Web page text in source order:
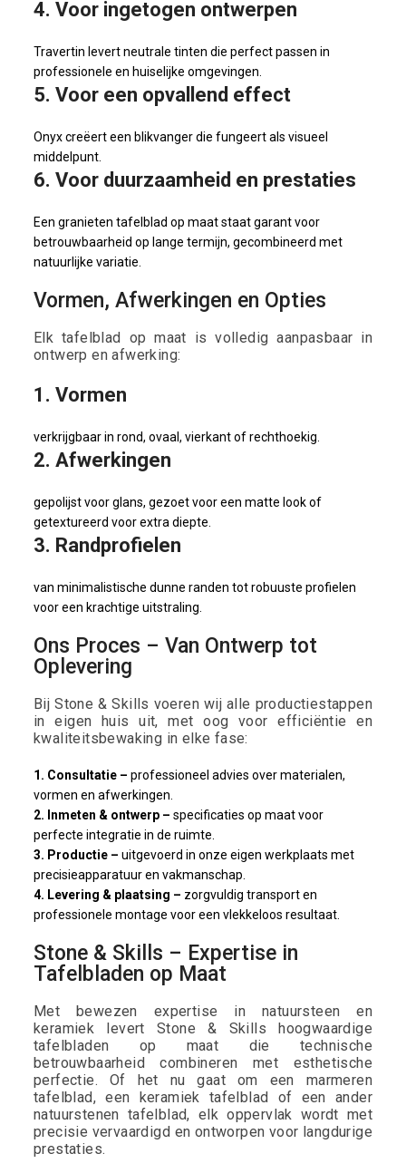
4. Voor ingetogen ontwerpen
Travertin levert neutrale tinten die perfect passen in
professionele en huiselijke omgevingen.
5. Voor een opvallend effect
Onyx creëert een blikvanger die fungeert als visueel
middelpunt.
6. Voor duurzaamheid en prestaties
Een granieten tafelblad op maat staat garant voor
betrouwbaarheid op lange termijn, gecombineerd met
natuurlijke variatie.
Vormen, Afwerkingen en Opties
Elk tafelblad op maat is volledig aanpasbaar in
ontwerp en afwerking:
1. Vormen
verkrijgbaar in rond, ovaal, vierkant of rechthoekig.
2. Afwerkingen
gepolijst voor glans, gezoet voor een matte look of
getextureerd voor extra diepte.
3. Randprofielen
van minimalistische dunne randen tot robuuste profielen
voor een krachtige uitstraling.
Ons Proces – Van Ontwerp tot
Oplevering
Bij Stone & Skills voeren wij alle productiestappen
in eigen huis uit, met oog voor efficiëntie en
kwaliteitsbewaking in elke fase:
1. Consultatie – professioneel advies over materialen,
vormen en afwerkingen.
2. Inmeten & ontwerp – specificaties op maat voor
perfecte integratie in de ruimte.
3. Productie – uitgevoerd in onze eigen werkplaats met
precisieapparatuur en vakmanschap.
4. Levering & plaatsing – zorgvuldig transport en
professionele montage voor een vlekkeloos resultaat.
Stone & Skills – Expertise in
Tafelbladen op Maat
Met bewezen expertise in natuursteen en
keramiek levert Stone & Skills hoogwaardige
tafelbladen op maat die technische
betrouwbaarheid combineren met esthetische
perfectie. Of het nu gaat om een marmeren
tafelblad, een keramiek tafelblad of een ander
natuurstenen tafelblad, elk oppervlak wordt met
precisie vervaardigd en ontworpen voor langdurige
prestaties.